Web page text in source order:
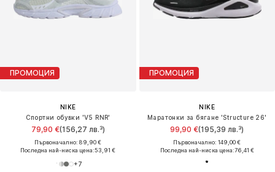
ПРОМОЦИЯ
NIKE
Спортни обувки 'V5 RNR'
79,90 €(156,27 лв.³)
Първоначално: 89,90 €
Последна най-ниска цена:53,91 €
+7
ПРОМОЦИЯ
NIKE
Маратонки за бягане 'Structure 26'
99,90 €(195,39 лв.³)
Първоначално: 149,00 €
Последна най-ниска цена:76,41 €